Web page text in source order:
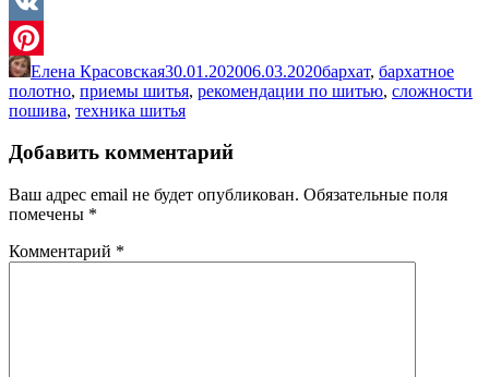
VK
Pinterest
Елена Красовская30.01.202006.03.2020бархат, бархатное
полотно, приемы шитья, рекомендации по шитью, сложности
пошива, техника шитья
Добавить комментарий
Ваш адрес email не будет опубликован. Обязательные поля
помечены *
Комментарий *